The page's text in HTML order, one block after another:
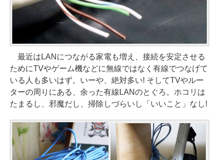
最近はLANにつながる家電も増え、接続を安定させる
ためにTVやゲーム機などに無線ではなく有線でつなげて
いる人も多いはず。いーや、絶対多い! そしてTVやルー
ターの周りにある、余った有線LANのとぐろ。ホコリは
たまるし、邪魔だし、掃除しづらいし「いいこと」なし!